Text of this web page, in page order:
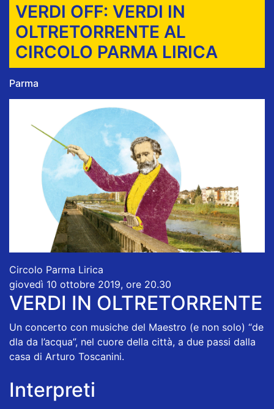
VERDI OFF: VERDI IN
OLTRETORRENTE AL
CIRCOLO PARMA LIRICA
Parma
Circolo Parma Lirica
giovedì 10 ottobre 2019, ore 20.30
VERDI IN OLTRETORRENTE
Un concerto con musiche del Maestro (e non solo) “de
dla da l’acqua”, nel cuore della città, a due passi dalla
casa di Arturo Toscanini.
Interpreti